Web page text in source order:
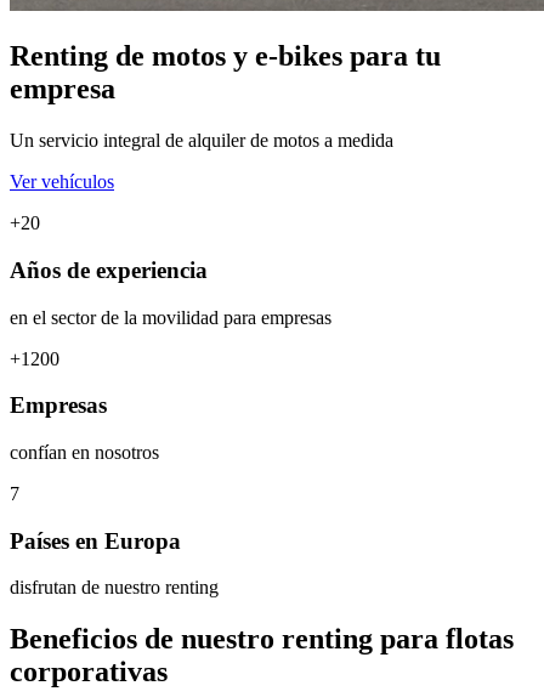
Renting de motos y e-bikes para tu
empresa
Un servicio integral de alquiler de motos a medida
Ver vehículos
+20
Años de experiencia
en el sector de la movilidad para empresas
+1200
Empresas
confían en nosotros
7
Países en Europa
disfrutan de nuestro renting
Beneficios de nuestro renting para flotas
corporativas